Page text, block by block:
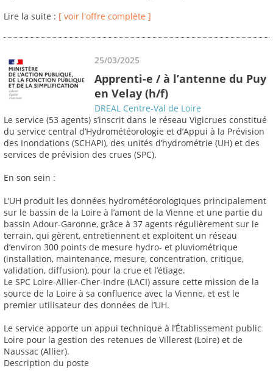
Lire la suite : [ voir l'offre complète ]
25/03/2025
Apprenti-e / à l’antenne du Puy
en Velay (h/f)
DREAL Centre-Val de Loire
Le service (53 agents) s’inscrit dans le réseau Vigicrues constitué
du service central d’Hydrométéorologie et d’Appui à la Prévision
des Inondations (SCHAPI), des unités d’hydrométrie (UH) et des
services de prévision des crues (SPC).
En son sein :
L’UH produit les données hydrométéorologiques principalement
sur le bassin de la Loire à l’amont de la Vienne et une partie du
bassin Adour-Garonne, grâce à 37 agents régulièrement sur le
terrain, qui gèrent, entretiennent et exploitent un réseau
d’environ 300 points de mesure hydro- et pluviométrique
(installation, maintenance, mesure, concentration, critique,
validation, diffusion), pour la crue et l’étiage.
Le SPC Loire-Allier-Cher-Indre (LACI) assure cette mission de la
source de la Loire à sa confluence avec la Vienne, et est le
premier utilisateur des données de l’UH.
Le service apporte un appui technique à l’Établissement public
Loire pour la gestion des retenues de Villerest (Loire) et de
Naussac (Allier).
Description du poste